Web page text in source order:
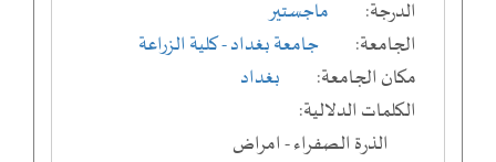
الدرجة:
ماجستير
الجامعة:
جامعة بغداد- كلية الزراعة
مكان الجامعة:
بغداد
الكلمات الدلالية:
الذرة الصفراء - امراض